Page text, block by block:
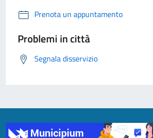
Prenota un appuntamento
Problemi in città
Segnala disservizio